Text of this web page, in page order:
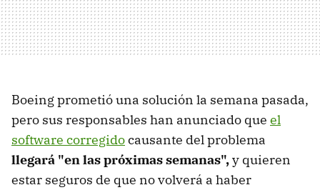
Boeing prometió una solución la semana pasada,
pero sus responsables han anunciado que el
software corregidocausante del problema
llegará "en las próximas semanas",y quieren
estar seguros de que no volverá a haber